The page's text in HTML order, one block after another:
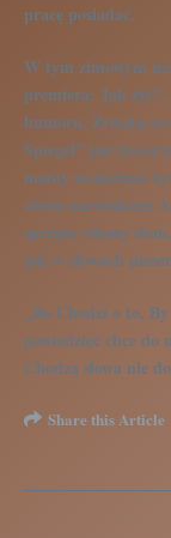
pracę posiadać.
W tym zimowym
premiera: Jak
humoru. Zresztą
Spiegel” jest
mamy scenariusz
cieciu nazwiskiem
sprząta własny
jak w słowach
„Bo Chodzi o to,
powiedzieć chce do
Chodzą słowa nie
Share this Article